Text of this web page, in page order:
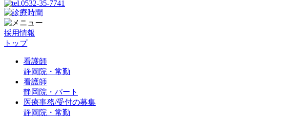
採用情報
トップ
看護師
静岡院・常勤
看護師
静岡院・パート
医療事務/受付の募集
静岡院・常勤